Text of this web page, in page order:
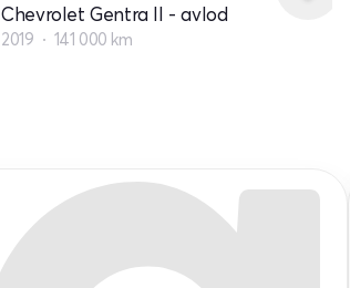
Chevrolet Gentra II - avlod
2019 141 000 km